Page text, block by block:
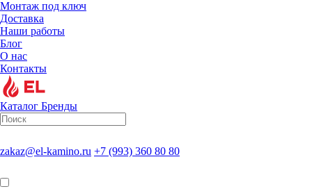
Монтаж под ключ
Доставка
Наши работы
Блог
О нас
Контакты
Каталог Бренды
zakaz@el-kamino.ru +7 (993) 360 80 80